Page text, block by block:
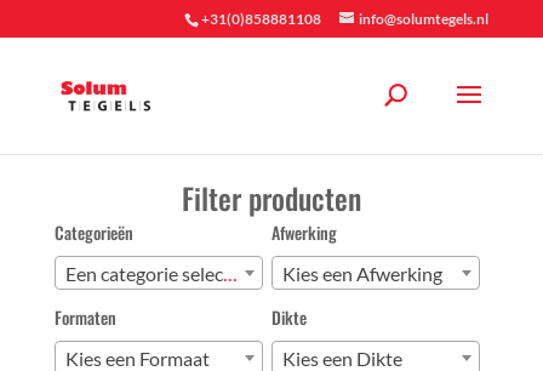
+31(0)858881108 info@solumtegels.nl
Filter producten
Categorieën
Een categorie selecteren
Afwerking
Kies een Afwerking
Formaten
Kies een Formaat
Dikte
Kies een Dikte